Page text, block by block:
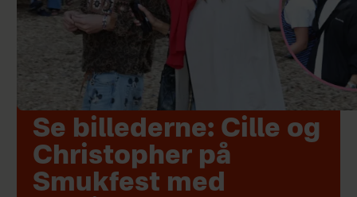
Se billederne: Cille og
Christopher på
Smukfest med